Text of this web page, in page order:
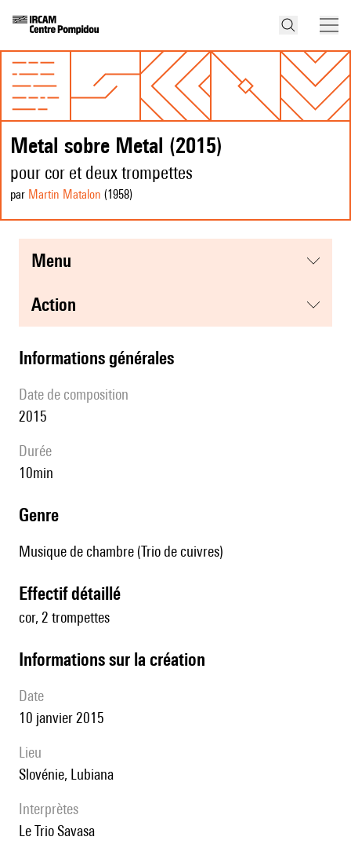
Metal sobre Metal (2015)
pour cor et deux trompettes
par Martin Matalon (1958)
menu
action
informations générales
date de composition
2015
durée
10min
genre
Musique de chambre (Trio de cuivres)
effectif détaillé
cor, 2 trompettes
informations sur la création
date
10 janvier 2015
lieu
Slovénie, Lubiana
interprètes
le Trio Savasa